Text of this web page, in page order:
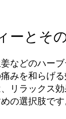
ーとそ
などのハー
みを和らげ
リラックス
の選択肢です